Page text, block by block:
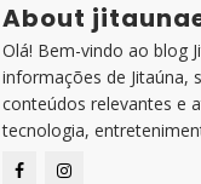
About
Olá! Bem-vindo ao blog
informações de Jitaúna,
conteúdos relevantes e
tecnologia,